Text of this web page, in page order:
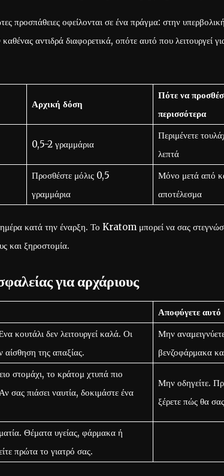
προσπάθειες οφείλονται σε ένα πράγμα: στην
αντιδρά διαφορετικά, οπότε αυτό που λειτουργεί
Αρχική δόση
Πότε να
περισσότερα
0,5-2 γραμμάρια
Περιμένετε
λεπτά
Προσθέστε μόλις 0,5
γραμμάρια
Μόνο μετά από
αποτέλεσμα
κατά την έναρξη. Το Kratom μπορεί να σας
και ξηροστομία.
για αρχάριους
Αποφύγετε αυτό
κουτάλι δεν λειτουργεί καλά. Οι
αίσθηση της απαξίας.
Μην
βενζοφάρμακα
στομάχι, το κράτομ χτυπά πιο
σας πιάσει ναυτία, δοκιμάστε ένα
Μην οδηγείτε.
ξέρετε πώς θα
Θέματα υγείας, φάρμακα ή
πρώτα το γιατρό σας.